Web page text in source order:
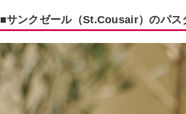
■サンクゼール（St.Cousair）のパス